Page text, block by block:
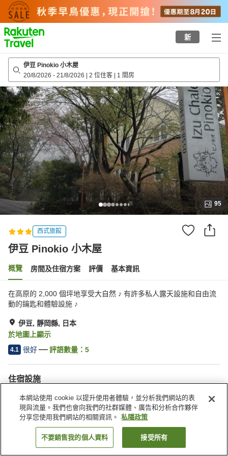
to
top
page
新
伊豆 Pinokio 小木屋
20/8/2026 - 21/8/2026 | 2 位住客 | 1 間房
95
西式旅館
伊豆 Pinokio 小木屋
概覽 房間及住宿方案 評價 基本資訊
在高原的 2,000 個坪地享受大自然 ♪ 有許多私人露天設施和自由流
動的鑰匙和體驗設施 ♪
伊豆, 靜岡縣, 日本
於地圖上顯示
4.1 很好 評語數量： 5
住宿設施
停車場
泳池
餐廳
自動販賣機
找客房
本網站使用 cookie 以提升使用者體驗，並分析我們網站的表
現與流量。我們也會向我們的社群媒體、廣告和分析合作夥伴
分享您使用我們網站的相關資訊。
私隱政策
不要銷售我的個人資料 接受所有